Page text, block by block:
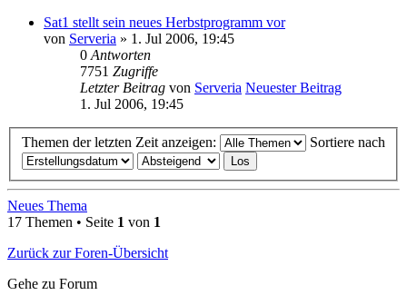
Sat1 stellt sein neues Herbstprogramm vor
von Serveria » 1. Jul 2006, 19:45
0 Antworten
7751 Zugriffe
Letzter Beitrag von Serveria Neuester Beitrag
1. Jul 2006, 19:45
Themen der letzten Zeit anzeigen: Sortiere nach
Neues Thema
17 Themen • Seite 1 von 1
Zurück zur Foren-Übersicht
Gehe zu Forum